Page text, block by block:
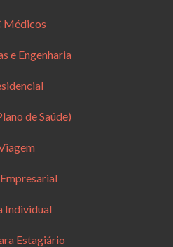
Médicos
e Engenharia
de Saúde)
Individual
Estagiário